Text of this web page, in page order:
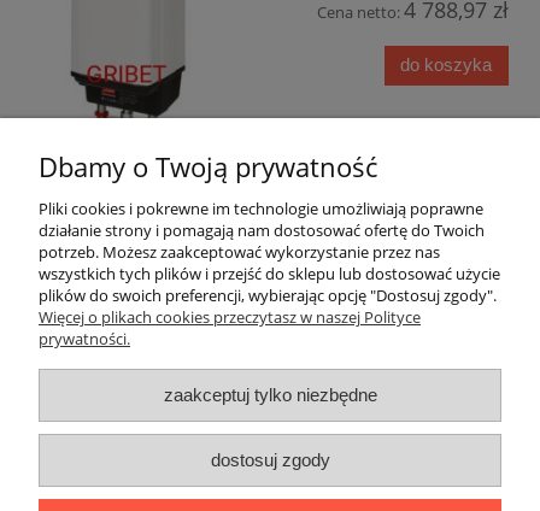
Cena netto:4 788,97 zł
do koszyka
Pomoc
Dostawa
Moje konto
Gwarancja
Dbamy o Twoją prywatność
Pliki cookies i pokrewne im technologie umożliwiają poprawne
działanie strony i pomagają nam dostosować ofertę do Twoich
potrzeb. Możesz zaakceptować wykorzystanie przez nas
wszystkich tych plików i przejść do sklepu lub dostosować użycie
plików do swoich preferencji, wybierając opcję "Dostosuj zgody".
Więcej o plikach cookies przeczytasz w naszej Polityce
prywatności.
zaakceptuj tylko niezbędne
dostosuj zgody